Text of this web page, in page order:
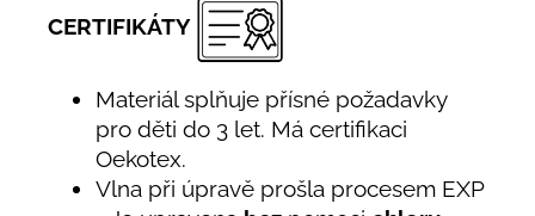
CERTIFIKÁTY
Materiál splňuje přísné požadavky
pro děti do 3 let. Má certifikaci
Oekotex.
Vlna při úpravě prošla procesem EXP